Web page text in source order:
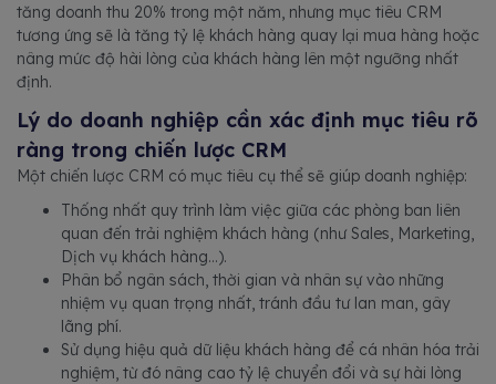
tăng doanh thu 20% trong một năm, nhưng mục tiêu CRM
tương ứng sẽ là tăng tỷ lệ khách hàng quay lại mua hàng hoặc
nâng mức độ hài lòng của khách hàng lên một ngưỡng nhất
định.
Lý do doanh nghiệp cần xác định mục tiêu rõ
ràng trong chiến lược CRM
Một chiến lược CRM có mục tiêu cụ thể sẽ giúp doanh nghiệp:
Thống nhất quy trình làm việc giữa các phòng ban liên
quan đến trải nghiệm khách hàng (như Sales, Marketing,
Dịch vụ khách hàng…).
Phân bổ ngân sách, thời gian và nhân sự vào những
nhiệm vụ quan trọng nhất, tránh đầu tư lan man, gây
lãng phí.
Sử dụng hiệu quả dữ liệu khách hàng để cá nhân hóa trải
nghiệm, từ đó nâng cao tỷ lệ chuyển đổi và sự hài lòng